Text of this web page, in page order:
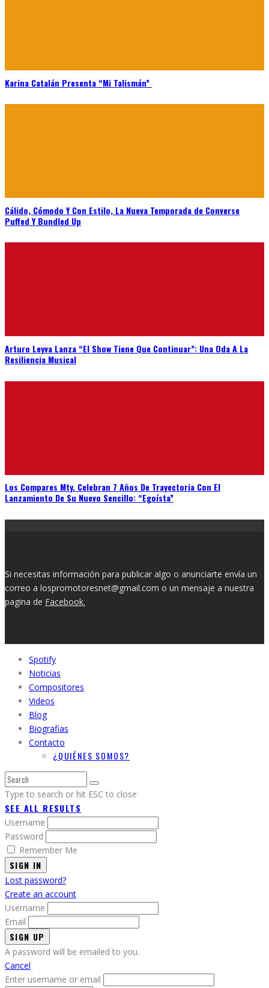
Karina Catalán Presenta “Mi Talismán”
Cálido, Cómodo Y Con Estilo, La Nueva Temporada de Converse
Puffed Y Bundled Up
Arturo Leyva Lanza “El Show Tiene Que Continuar”: Una Oda A La
Resiliencia Musical
Los Compares Mty. Celebran 7 Años De Trayectoria Con El
Lanzamiento De Su Nuevo Sencillo: “Egoísta”
Si necesitas información para publicar algo o anunciarte envía un
correo a lospromotoresnet@gmail.com o un mensaje a nuestra
pagina de Facebook.
Spotify
Noticias
Compositores
Videos
Blog
Biografias
Contacto
¿QUIÉNES SOMOS?
Type to search or hit ESC to close
SEE ALL RESULTS
Username
Password
Remember Me
SIGN IN
Lost password?
Create an account
Username
Email
A password will be emailed to you.
Cancel
Enter username or email